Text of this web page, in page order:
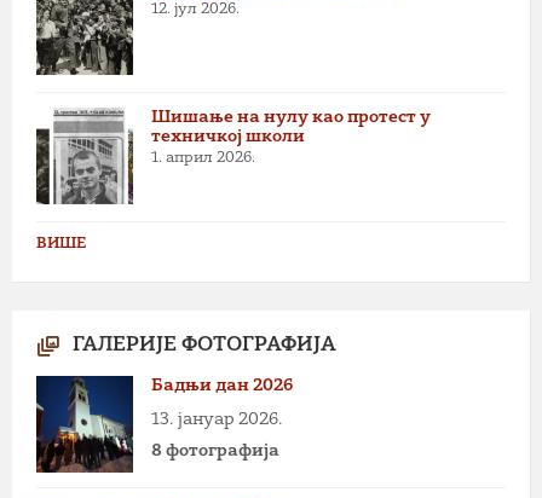
12. јул 2026.
Шишање на нулу као протест у
техничкој школи
1. април 2026.
ВИШЕ
ГАЛЕРИЈЕ ФОТОГРАФИЈА
Бадњи дан 2026
13. јануар 2026.
8 фотографија